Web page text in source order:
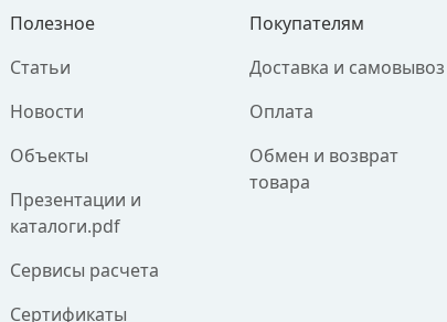
Полезное
Статьи
Новости
Объекты
Презентации и
каталоги.pdf
Сервисы расчета
Сертификаты
Покупателям
Доставка и самовывоз
Оплата
Обмен и возврат
товара